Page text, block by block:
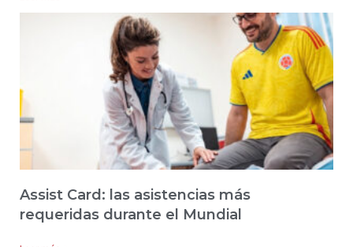
Assist Card: las asistencias más
requeridas durante el Mundial